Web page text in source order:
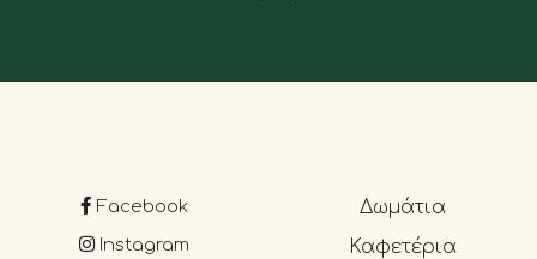
Facebook
Instagram
Δωμάτια
Καφετέρια